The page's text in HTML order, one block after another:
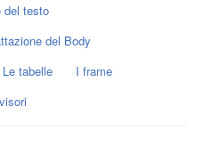
del testo
del Body
Le tabelle
I frame